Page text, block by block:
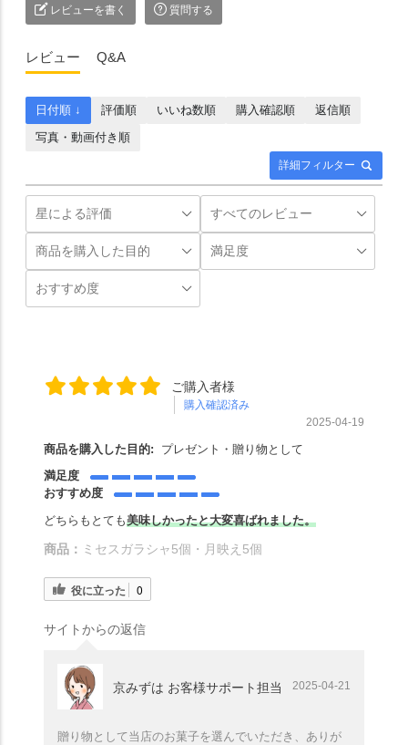
レビューを書く 質問する
レビュー Q&A
詳細フィルター
日付順 ↓ 評価順 いいね数順 購入確認順
返信順
写真・動画付き順
ご購入者様
購入確認済み
2025-04-19
商品を購入した目的:
プレゼント・贈り物として
満足度
おすすめ度
どちらもとても美味しかったと大変喜ばれました。
商品： ミセスガラシャ5個・月映え5個
役に立った 0
サイトからの返信
京みずは お客様サポート担当 2025-04-21
贈り物として当店のお菓子を選んでいただき、ありが